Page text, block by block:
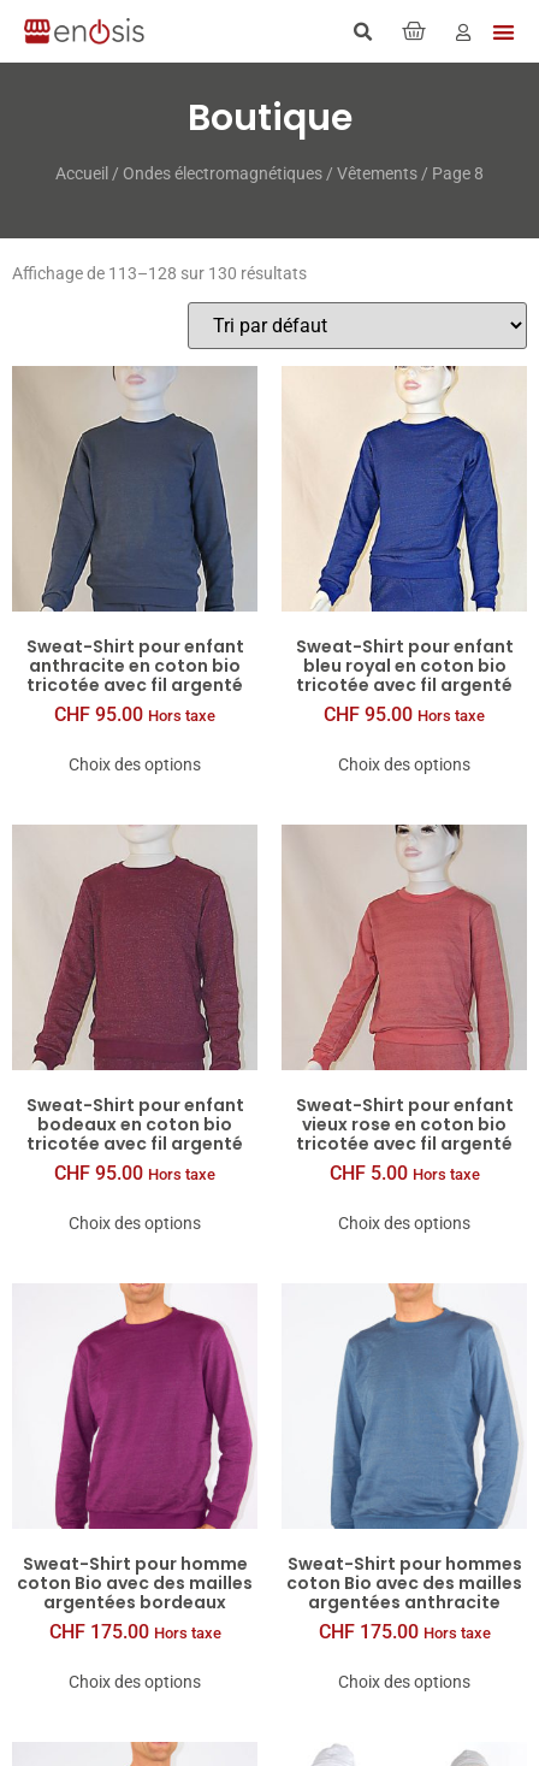
Boutique
Accueil / Ondes électromagnétiques / Vêtements / Page 8
Affichage de 113–128 sur 130 résultats
Sweat-​Shirt pour enfant
anthracite en coton bio
tricotée avec fil argenté
CHF 95.00 Hors taxe
Choix des options
Sweat-​Shirt pour enfant
bleu royal en coton bio
tricotée avec fil argenté
CHF 95.00 Hors taxe
Choix des options
Sweat-​Shirt pour enfant
bodeaux en coton bio
tricotée avec fil argenté
CHF 95.00 Hors taxe
Choix des options
Sweat-​Shirt pour enfant
vieux rose en coton bio
tricotée avec fil argenté
CHF5.00 Hors taxe
Choix des options
Sweat-​Shirt pour homme
coton Bio avec des mailles
argentées bordeaux
CHF175.00 Hors taxe
Choix des options
Sweat-​Shirt pour hommes
coton Bio avec des mailles
argentées anthracite
CHF175.00 Hors taxe
Choix des options